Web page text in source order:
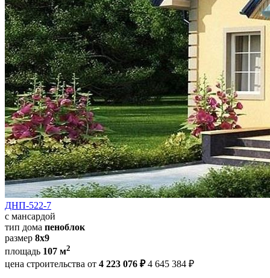
ДНП-522-7
с мансардой
тип дома пеноблок
размер 8х9
площадь 107 м2
цена строительства от 4 223 076 ₽ 4 645 384 ₽